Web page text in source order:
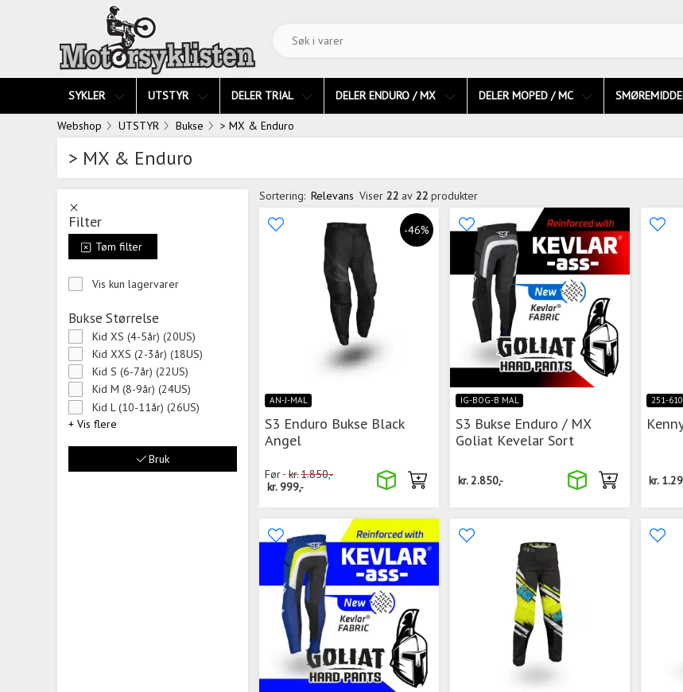
SYKLER UTSTYR DELER TRIAL DELER ENDURO / MX DELER MOPED / MC
Webshop UTSTYR Bukse > MX & Enduro
> MX & Enduro
Filter
Tøm filter
Vis kun lagervarer
Bukse Størrelse
Kid XS (4-5år) (20US)
Kid XXS (2-3år) (18US)
Kid S (6-7år) (22US)
Kid M (8-9år) (24US)
Kid L (10-11år) (26US)
+ Vis flere
Bruk
Sortering: Relevans Viser 22 av 22 produkter
-46%
AN-J-MAL
S3 Enduro Bukse Black
Angel
Før kr.1.850,-
kr.999,-
IG-BOG-B MAL
S3 Bukse Enduro / MX
Goliat Kevelar Sort
kr. 2.850,-
251-
kr.